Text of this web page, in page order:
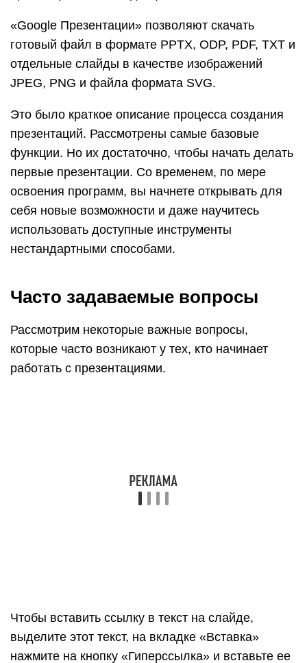
нестандартными способами.
Часто задаваемые вопросы
Рассмотрим некоторые важные вопросы,
которые часто возникают у тех, кто начинает
работать с презентациями.
Чтобы вставить ссылку в текст на слайде,
выделите этот текст, на вкладке «Вставка»
нажмите на кнопку «Гиперссылка» и вставьте ее
в адресную строку в открывшемся окошке.
На смартфонах презентации можно делать с
Microsoft PowerPoint. Привычный интерфейс
редактора слайдов из пакета MS Office в
упрощенной мобильной версии. Есть
редактора слайдов для владельцев продукции
Apple. С помощью него также можно проводить